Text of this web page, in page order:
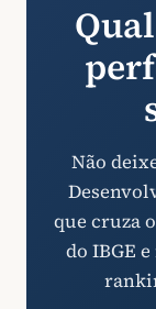
Não
que cruza
do IBGE